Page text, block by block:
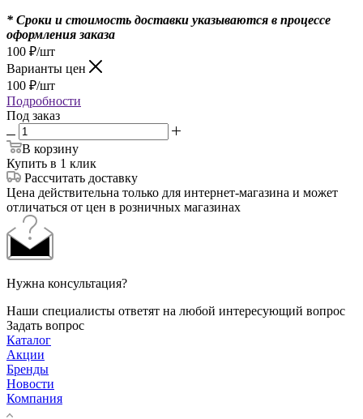
* Сроки и стоимость доставки указываются в процессе
оформления заказа
100 ₽/шт
Варианты цен
100 ₽/шт
Подробности
Под заказ
В корзину
Купить в 1 клик
Рассчитать доставку
Цена действительна только для интернет-магазина и может
отличаться от цен в розничных магазинах
Нужна консультация?
Наши специалисты ответят на любой интересующий вопрос
Задать вопрос
Каталог
Акции
Бренды
Новости
Компания